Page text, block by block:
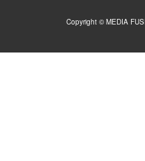
Copyright © MEDIA